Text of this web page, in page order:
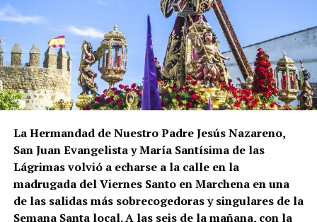
La Hermandad de Nuestro Padre Jesús Nazareno,
San Juan Evangelista y María Santísima de las
Lágrimas volvió a echarse a la calle en la
madrugada del Viernes Santo en Marchena en una
de las salidas más sobrecogedoras y singulares de la
Semana Santa local. A las seis de la mañana, con la